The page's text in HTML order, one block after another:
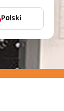
Polski